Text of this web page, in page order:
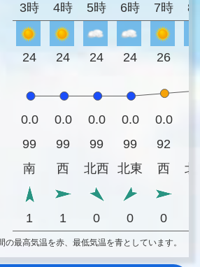
3時 4時 5時 6時 7時 8
24 24 24 24 26
0.0 0.0 0.0 0.0 0.0
99
99 99 99 92
南
西 北西 北東 西 北
1 1 0 0 0
最高気温を赤、最低気温を青としています。